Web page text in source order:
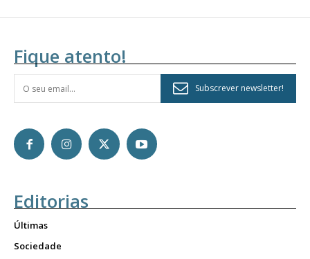
Fique atento!
Subscrever newsletter!
Editorias
Últimas
Sociedade